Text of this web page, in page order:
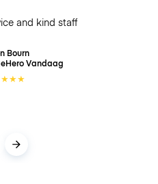
and kind staff
Bourn
Vandaag
★★★